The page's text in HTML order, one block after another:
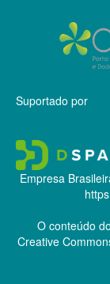
Suportado por
Empresa
O conteúdo
Creative